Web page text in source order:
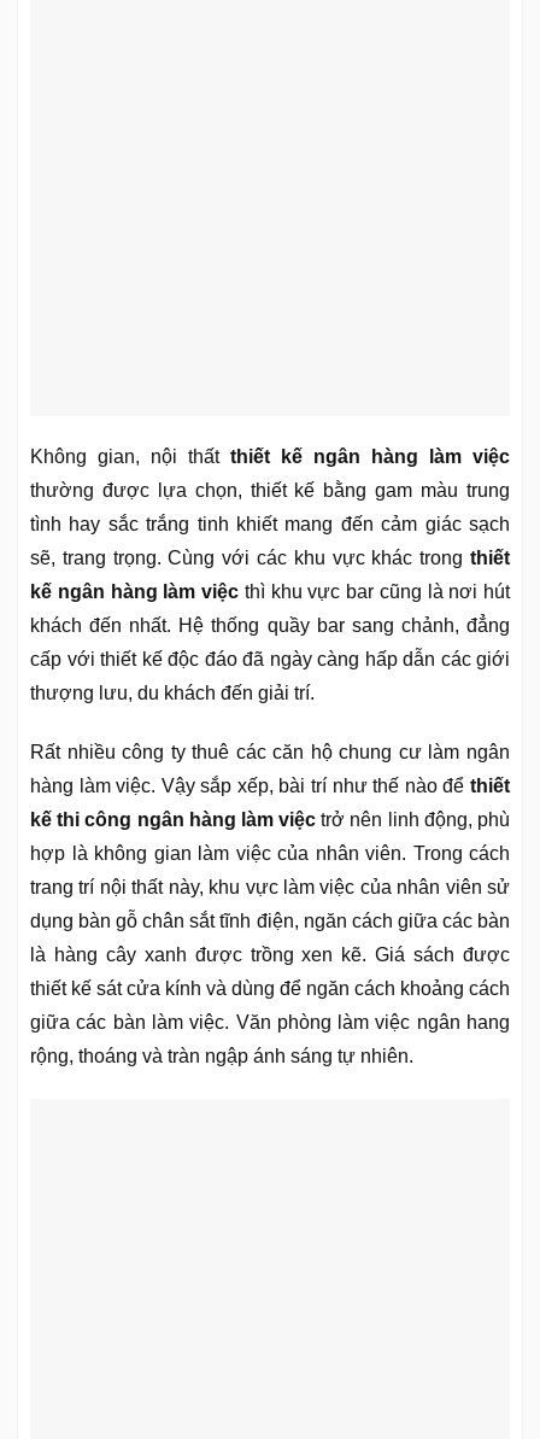
Không gian, nội thất thiết kế ngân hàng làm việc
thường được lựa chọn, thiết kế bằng gam màu trung
tình hay sắc trắng tinh khiết mang đến cảm giác sạch
sẽ, trang trọng. Cùng với các khu vực khác trong thiết
kế ngân hàng làm việc thì khu vực bar cũng là nơi hút
khách đến nhất. Hệ thống quầy bar sang chảnh, đẳng
cấp với thiết kế độc đáo đã ngày càng hấp dẫn các giới
thượng lưu, du khách đến giải trí.
Rất nhiều công ty thuê các căn hộ chung cư làm ngân
hàng làm việc. Vậy sắp xếp, bài trí như thế nào để thiết
kế thi công ngân hàng làm việc trở nên linh động, phù
hợp là không gian làm việc của nhân viên. Trong cách
trang trí nội thất này, khu vực làm việc của nhân viên sử
dụng bàn gỗ chân sắt tĩnh điện, ngăn cách giữa các bàn
là hàng cây xanh được trồng xen kẽ. Giá sách được
thiết kế sát cửa kính và dùng để ngăn cách khoảng cách
giữa các bàn làm việc. Văn phòng làm việc ngân hang
rộng, thoáng và tràn ngập ánh sáng tự nhiên.